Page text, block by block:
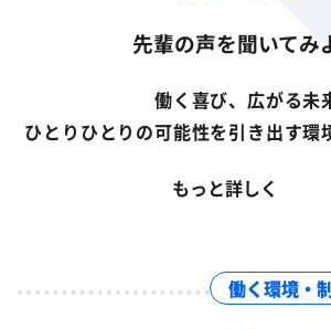
先輩の声を聞いてみ
働く喜び、広がる未
ひとりひとりの可能性を引き出す環
もっと詳しく
働く環境・